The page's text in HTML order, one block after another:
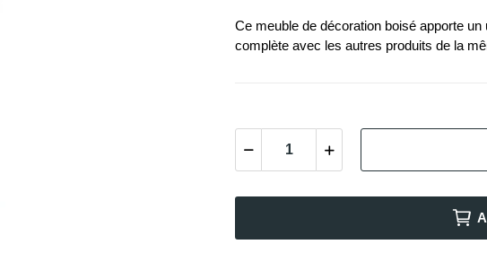
Ce meuble de décoration boisé apporte
complète avec les autres produits de la